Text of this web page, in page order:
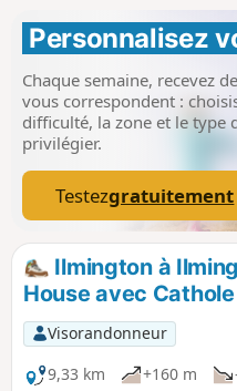
Personnalisez
Chaque semaine, recevez
vous correspondent :
difficulté, la zone et le type
privilégier.
Testezgratuitement
Ilmington à
House avec
Visorandonneur
9,33 km
+160 m